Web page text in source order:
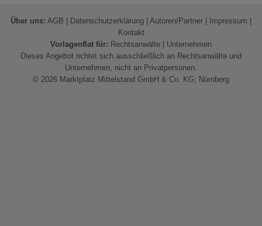
Über uns: AGB Datenschutzerklärung Autoren/Partner Impressum
Kontakt
Vorlagenflat für: Rechtsanwälte
Unternehmen
Dieses Angebot richtet sich ausschließlich an Rechtsanwälte und
Unternehmen, nicht an Privatpersonen.
© 2026 Marktplatz Mittelstand GmbH & Co. KG; Nürnberg